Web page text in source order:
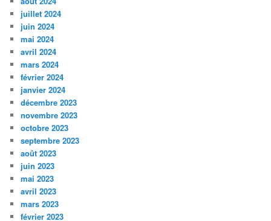
juillet 2024
juin 2024
mai 2024
avril 2024
mars 2024
février 2024
janvier 2024
décembre 2023
novembre 2023
octobre 2023
septembre 2023
août 2023
juin 2023
mai 2023
avril 2023
mars 2023
février 2023